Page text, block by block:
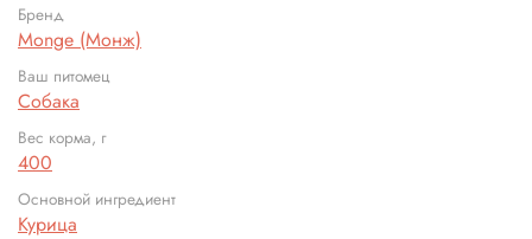
Бренд
Monge (Монж)
Ваш питомец
Собака
Вес корма, г
400
Основной ингредиент
Курица